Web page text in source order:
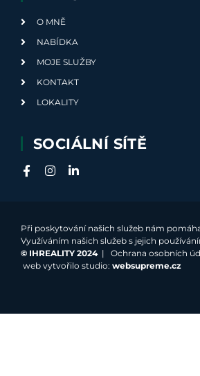
O MNĚ
NABÍDKA
MOJE SLUŽBY
KONTAKT
LOKALITY
SOCIÁLNÍ SÍTĚ
Při poskytování našich služeb nám
Využíváním našich služeb s jejich
© IHREALITY 2024| Ochrana osobních
web vytvořilo studio: websupreme.cz